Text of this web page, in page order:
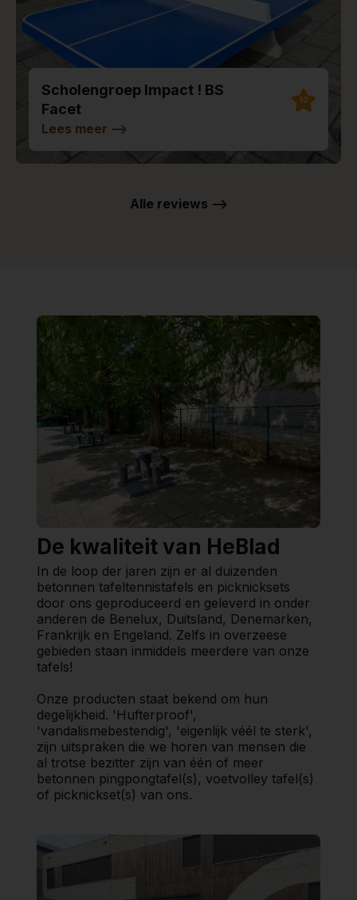
Scholengroep Impact ! BS
Facet
10
Lees meer -->
Alle reviews -->
De kwaliteit van HeBlad
In de loop der jaren zijn er al duizenden
betonnen tafeltennistafels en picknicksets
door ons geproduceerd en geleverd in onder
anderen de Benelux, Duitsland, Denemarken,
Frankrijk en Engeland. Zelfs in overzeese
gebieden staan inmiddels meerdere van onze
tafels!
Onze producten staat bekend om hun
degelijkheid. 'Hufterproof',
'vandalismebestendig', 'eigenlijk véél te sterk',
zijn uitspraken die we horen van mensen die
al trotse bezitter zijn van één of meer
betonnen pingpongtafel(s), voetvolley tafel(s)
of picknickset(s) van ons.